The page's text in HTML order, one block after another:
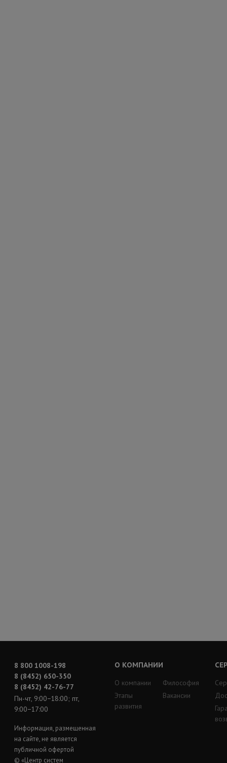
8 800 1008-198
8 (8452) 650-350
8 (8452) 42-76-77
Пн-чт, 9:00−18:00; пт,
9:00−17:00
Информация, размещенная
на сайте, не является
публичной офертой
© «Центр систем
О КОМПАНИИ
О компании
Этапы
развития
Философия
Вакансии